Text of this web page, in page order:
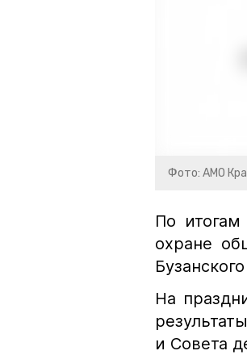
Фото: АМО
По
охране
На
и Совета